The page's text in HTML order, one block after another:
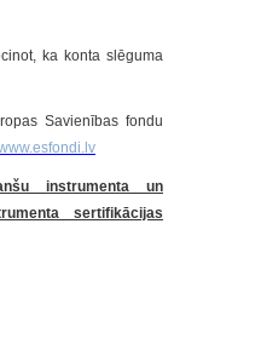
ka konta slēguma
Savienības fondu
instrumenta un
sertifikācijas